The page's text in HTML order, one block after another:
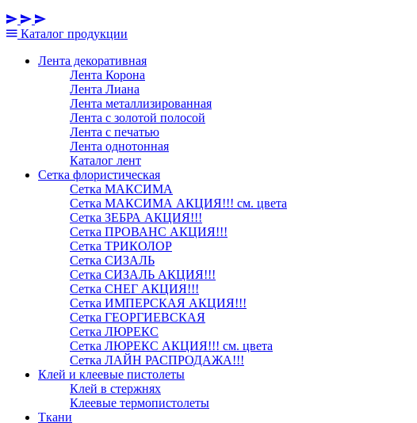
Каталог продукции
Лента декоративная
Лента Корона
Лента Лиана
Лента металлизированная
Лента с золотой полосой
Лента с печатью
Лента однотонная
Каталог лент
Сетка флористическая
Сетка МАКСИМА
Сетка МАКСИМА АКЦИЯ!!! см. цвета
Сетка ЗЕБРА АКЦИЯ!!!
Сетка ПРОВАНС АКЦИЯ!!!
Сетка ТРИКОЛОР
Сетка СИЗАЛЬ
Сетка СИЗАЛЬ АКЦИЯ!!!
Сетка СНЕГ АКЦИЯ!!!
Сетка ИМПЕРСКАЯ АКЦИЯ!!!
Сетка ГЕОРГИЕВСКАЯ
Сетка ЛЮРЕКС
Сетка ЛЮРЕКС АКЦИЯ!!! см. цвета
Сетка ЛАЙН РАСПРОДАЖА!!!
Клей и клеевые пистолеты
Клей в стержнях
Клеевые термопистолеты
Ткани